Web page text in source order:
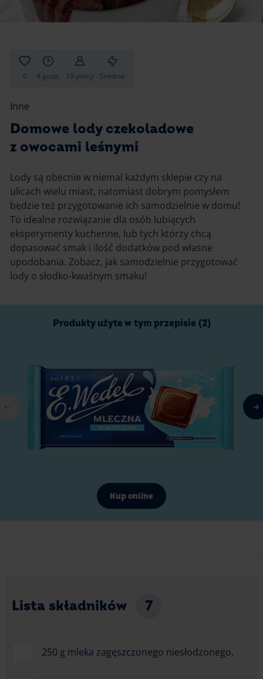
Zupy i kremy
Inne
Ciasta i desery
Napoje i koktajle
Gotowanie
Desery i przekąski
0 4 godz. 10 porcji Średnie
Inne
Domowe lody czekoladowe
z owocami leśnymi
Lody są obecnie w niemal każdym sklepie czy na
ulicach wielu miast, natomiast dobrym pomysłem
będzie też przygotowanie ich samodzielnie w domu!
To idealne rozwiązanie dla osób lubiących
eksperymenty kuchenne, lub tych którzy chcą
dopasować smak i ilość dodatków pod własne
upodobania. Zobacz, jak samodzielnie przygotować
lody o słodko-kwaśnym smaku!
Produkty użyte w tym przepisie (2)
Kup online
Lista składników 7
250 g mleka zagęszczonego niesłodzonego,